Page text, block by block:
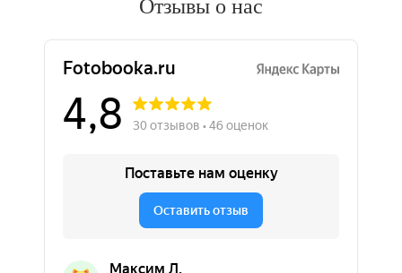
Отзывы о нас